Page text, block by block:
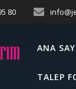
80
ANA
TALEP